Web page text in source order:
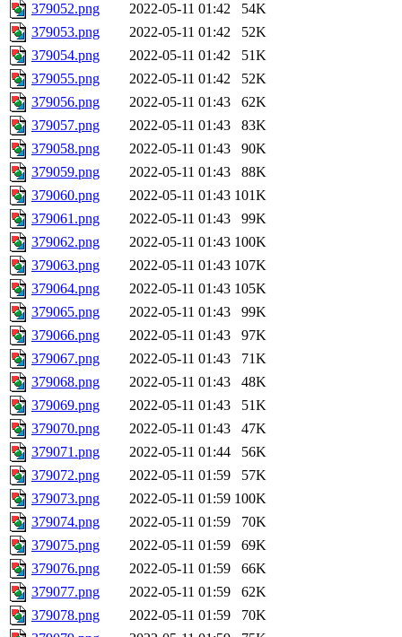
379052.png
2022-05-11 01:42
54K
379053.png
2022-05-11 01:42
52K
379054.png
2022-05-11 01:42
51K
379055.png
2022-05-11 01:42
52K
379056.png
2022-05-11 01:43
62K
379057.png
2022-05-11 01:43
83K
379058.png
2022-05-11 01:43
90K
379059.png
2022-05-11 01:43
88K
379060.png
2022-05-11 01:43 101K
379061.png
2022-05-11 01:43
99K
379062.png
2022-05-11 01:43 100K
379063.png
2022-05-11 01:43 107K
379064.png
2022-05-11 01:43 105K
379065.png
2022-05-11 01:43
99K
379066.png
2022-05-11 01:43
97K
379067.png
2022-05-11 01:43
71K
379068.png
2022-05-11 01:43
48K
379069.png
2022-05-11 01:43
51K
379070.png
2022-05-11 01:43
47K
379071.png
2022-05-11 01:44
56K
379072.png
2022-05-11 01:59
57K
379073.png
2022-05-11 01:59 100K
379074.png
2022-05-11 01:59
70K
379075.png
2022-05-11 01:59
69K
379076.png
2022-05-11 01:59
66K
379077.png
2022-05-11 01:59
62K
379078.png
2022-05-11 01:59
70K